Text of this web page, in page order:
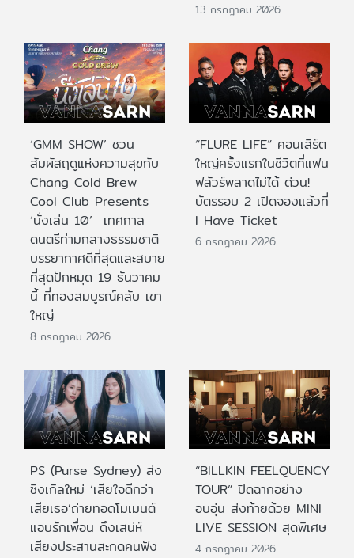
13 กรกฎาคม 2026
‘GMM SHOW’ ชวน
สัมผัสฤดูแห่งความสุขกับ
Chang Cold Brew
Cool Club Presents
‘นั่งเล่น 10’ เทศกาล
ดนตรีท่ามกลางธรรมชาติ
บรรยากาศดีที่สุดและสบาย
ที่สุดปักหมุด 19 ธันวาคม
นี้ ที่ทองสมบูรณ์คลับ เขา
ใหญ่
8 กรกฎาคม 2026
“FLURE LIFE” คอนเสิร์ต
ใหญ่ครั้งแรกในชีวิตที่แฟน
ฟลัวร์พลาดไม่ได้ ด่วน!
บัตรรอบ 2 เปิดจองแล้วที่
I Have Ticket
6 กรกฎาคม 2026
PS (Purse Sydney) ส่ง
ซิงเกิลใหม่ ‘เสียใจดีกว่า
เสียเธอ’ถ่ายทอดโมเมนต์
แอบรักเพื่อน ดึงเสน่ห์
เสียงประสานสะกดคนฟัง
“BILLKIN FEELQUENCY
TOUR” ปิดฉากอย่าง
อบอุ่น ส่งท้ายด้วย MINI
LIVE SESSION สุดพิเศษ
4 กรกฎาคม 2026